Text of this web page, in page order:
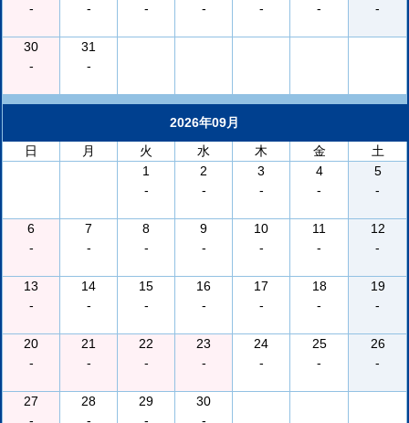
-
-
-
-
-
-
-
30
-
31
-
2026年09月
日
月 火 水 木 金
土
1
-
2
-
3
-
4
-
5
-
6
-
7
-
8
-
9
-
10
-
11
-
12
-
13
-
14
-
15
-
16
-
17
-
18
-
19
-
20
-
21
-
22
-
23
-
24
-
25
-
26
-
27
28
29
30